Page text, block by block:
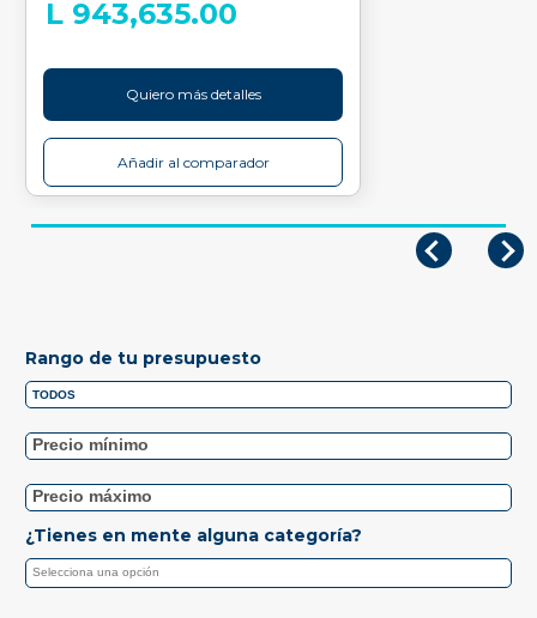
L 943,635.00
Quiero más detalles
Añadir al comparador
Rango de tu presupuesto
¿Tienes en mente alguna categoría?